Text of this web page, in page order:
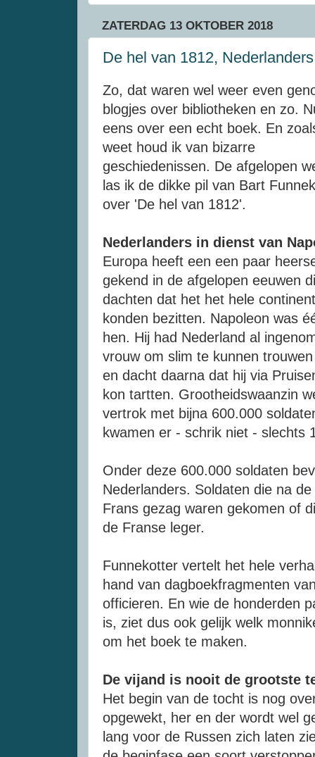
ZATERDAG 13 OKTOBER 2018
De hel van 1812,
Zo, dat waren wel weer even
blogjes over bibliotheken en zo.
eens over een echt boek. En
weet houd ik van bizarre
geschiedenissen. De afgelopen
las ik de dikke pil van Bart
over 'De hel van 1812'.
Nederlanders in dienst van
Europa heeft een een paar
gekend in de afgelopen eeuwen
dachten dat het het hele continent
konden bezitten. Napoleon was
hen. Hij had Nederland al
vrouw om slim te kunnen
en dacht daarna dat hij via
kon tartten. Grootheidswaanzin
vertrok met bijna 600.000
kwamen er - schrik niet - slechts
Onder deze 600.000 soldaten
Nederlanders. Soldaten die na
Frans gezag waren gekomen of
de Franse leger.
Funnekotter vertelt het hele
hand van dagboekfragmenten
officieren. En wie de honderden
is, ziet dus ook gelijk welk
om het boek te maken.
De vijand is nooit de grootste
Het begin van de tocht is nog
opgewekt, her en der wordt wel
lang voor de Russen zich laten